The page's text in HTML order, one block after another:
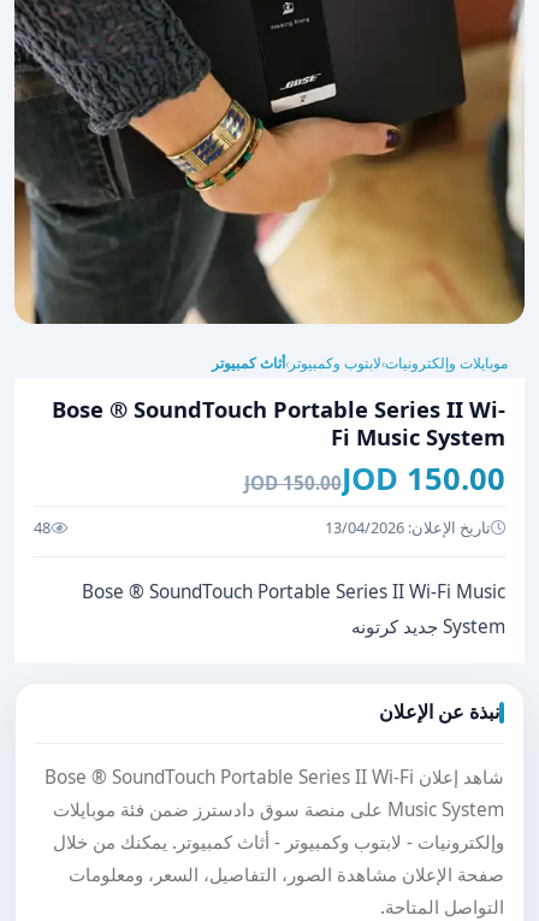
موبايلات وإلكترونيات›لابتوب وكمبيوتر ›أثاث كمبيوتر
Bose ® SoundTouch Portable Series II Wi-
Fi Music System
150.00 JOD
150.00 JOD
تاريخ الإعلان: 13/04/2026 48
Bose ® SoundTouch Portable Series II Wi-Fi Music
System جديد كرتونه
نبذة عن الإعلان
شاهد إعلان Bose ® SoundTouch Portable Series II Wi-Fi
Music System على منصة سوق دادسترز ضمن فئة موبايلات
وإلكترونيات - لابتوب وكمبيوتر - أثاث كمبيوتر. يمكنك من خلال
صفحة الإعلان مشاهدة الصور، التفاصيل، السعر، ومعلومات
التواصل المتاحة.